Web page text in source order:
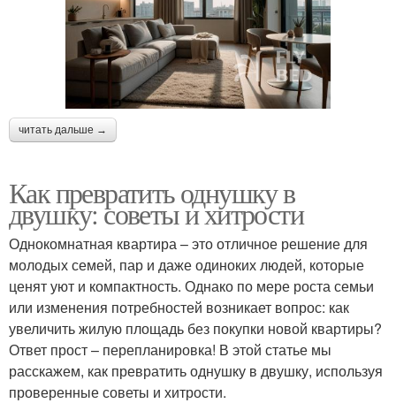
читать дальше →
Как превратить однушку в
двушку: советы и хитрости
Однокомнатная квартира – это отличное решение для
молодых семей, пар и даже одиноких людей, которые
ценят уют и компактность. Однако по мере роста семьи
или изменения потребностей возникает вопрос: как
увеличить жилую площадь без покупки новой квартиры?
Ответ прост – перепланировка! В этой статье мы
расскажем, как превратить однушку в двушку, используя
проверенные советы и хитрости.